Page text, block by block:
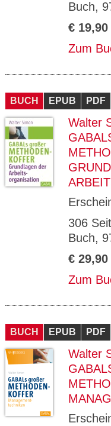
Buch,
€ 19,90
Zum
BUCH EPUB PDF
Walter
306
Buch,
€ 29,90
Zum
BUCH EPUB PDF
Walter